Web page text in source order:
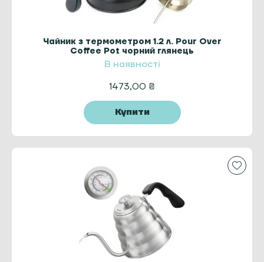
Чайник з термометром 1.2 л. Pour Over
Coffee Pot чорний глянець
В наявності
1473,00 ₴
Купити